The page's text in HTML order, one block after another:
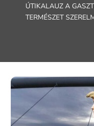
ÚTIKALAUZ A
TERMÉSZET